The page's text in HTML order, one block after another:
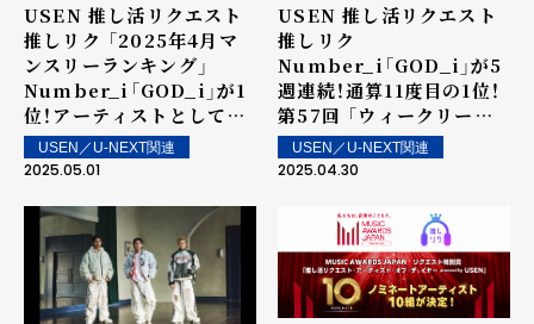
USEN 推し活リクエスト
推しリク 「2025年4月マ
ンスリーランキング」
Number_i「GOD_i」が1
位！アーティストとしては
5か月連続の1位を記録！
USEN／U-NEXT関連
2025.05.01
USEN 推し活リクエスト
推しリク
Number_i「GOD_i」が5
週連続！通算11度目の1位！
第57回 「ウィークリーラ
ンキング」を発表～ 上位ラ
ンクイン楽曲は街中・店内
USEN／U-NEXT関連
2025.04.30